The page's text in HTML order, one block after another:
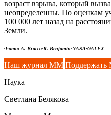
возраст взрыва, который
неопределенны. По оценкам
100 000 лет назад на
Земли.
Фото: A. Bracco/R. Benjamin/NASA-GALEX
Наш журнал ММ
Наука
Светлана Белякова